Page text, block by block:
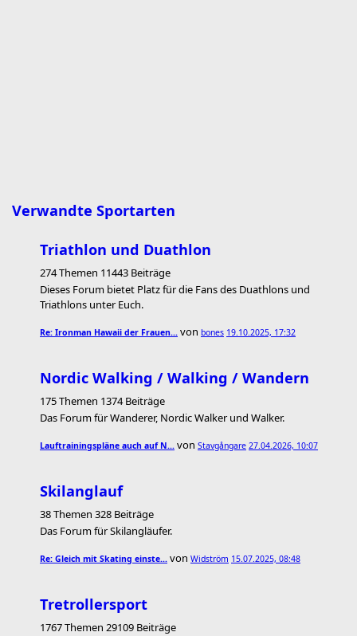
Verwandte Sportarten
Triathlon und Duathlon
274 Themen 11443 Beiträge
Dieses Forum bietet Platz für die Fans des Duathlons und
Triathlons unter Euch.
Re: Ironman Hawaii der Frauen… von bones 19.10.2025, 17:32
Nordic Walking / Walking / Wandern
175 Themen 1374 Beiträge
Das Forum für Wanderer, Nordic Walker und Walker.
Lauftrainingspläne auch auf N… von Stavgångare 27.04.2026, 10:07
Skilanglauf
38 Themen 328 Beiträge
Das Forum für Skilangläufer.
Re: Gleich mit Skating einste… von Widström 15.07.2025, 08:48
Tretrollersport
1767 Themen 29109 Beiträge